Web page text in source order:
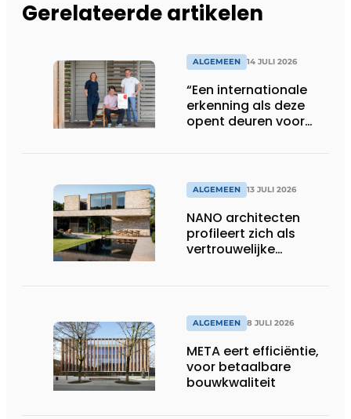
Gerelateerde artikelen
ALGEMEEN 14 JULI 2026
“Een internationale
erkenning als deze
opent deuren voor
ALGEMEEN 13 JULI 2026
NANO architecten
profileert zich als
vertrouwelijke
ALGEMEEN 8 JULI 2026
META eert efficiëntie,
voor betaalbare
bouwkwaliteit